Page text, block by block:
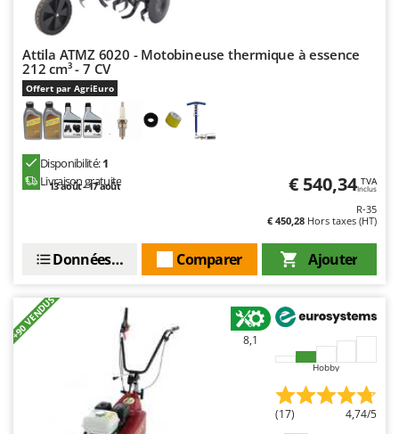
Troy-Bilt
U
Udor
Unger
V
Verdemax
Vesco
Volpi
WIDU
Wiper EcoRobot
Wolf Garten
Attila ATMZ 6020 - Motobineuse thermique à essence
212 cm³ - 7 CV
Offert par AgriEuro
Disponibilité:1
Livraison gratuite
13 août - 17 août € 540,34 TVA
Inclus
R-35
€ 450,28 Hors taxes (HT)
Ajouter
Comparer
Données techniques
+90 VENDUS 8,1
Hobby
(17) 4,74/5